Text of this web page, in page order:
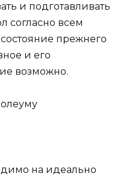
и подготавливать
согласно всем
прежнего
и его
возможно.
на идеально